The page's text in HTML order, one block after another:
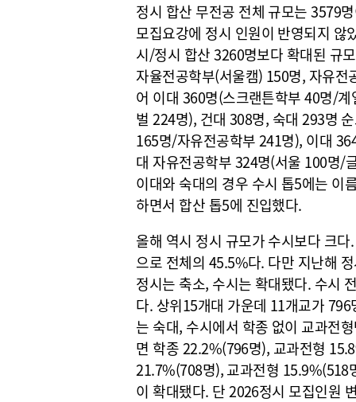
정시 합산 무전공 전체 규모는 3579
모집요강에 정시 인원이 반영되지 않
시/정시 합산 3260명보다 확대된 규
자율전공학부(서울캠) 150명, 자유
어 이대 360명(스크랜튼학부 40명/
벌 224명), 건대 308명, 숙대 293명
165명/자유전공학부 241명), 이대
대 자유전공학부 324명(서울 100명/
이대와 숙대의 경우 수시 톱5에는 이
하면서 합산 톱5에 진입했다.
올해 역시 정시 규모가 수시보다 크
으로 전체의 45.5%다. 다만 지난해
정시는 축소, 수시는 확대됐다. 수시
다. 상위15개대 가운데 11개교가
는 숙대, 수시에서 학종 없이 교과전
면 학종 22.2%(796명), 교과전형
21.7%(708명), 교과전형 15.9%(518
이 확대됐다. 단 2026정시 모집인원